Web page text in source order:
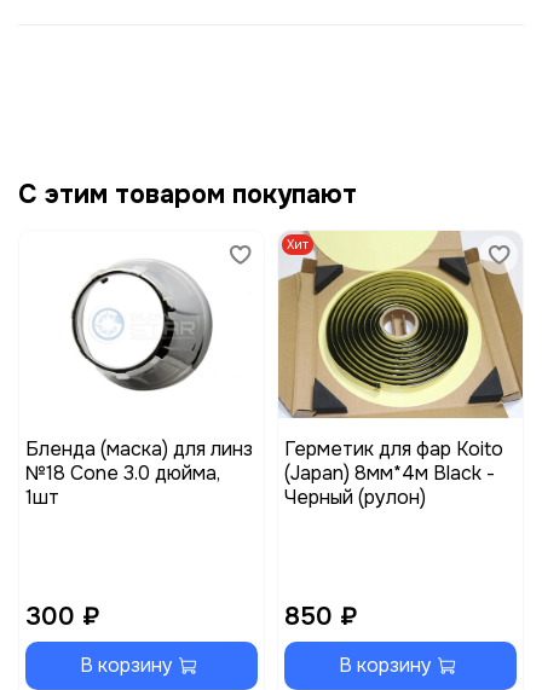
С этим товаром покупают
Бленда (маска) для линз
№18 Cone 3.0 дюйма,
1шт
300 ₽
В корзину
Хит
Герметик для фар Koito
(Japan) 8мм*4м Black -
Черный (рулон)
850 ₽
В корзину